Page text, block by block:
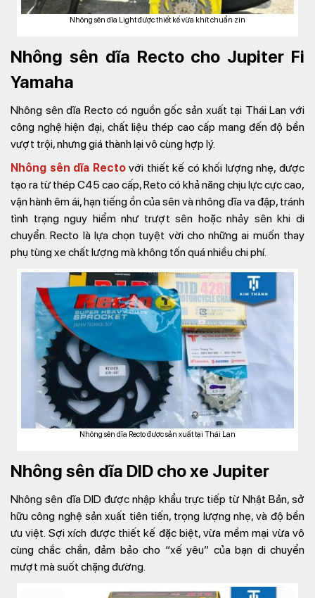
Nhông sên dĩa Light được thiết kế vừa khít chuẩn zin
Nhông sên dĩa Recto cho Jupiter Fi
Yamaha
Nhông sên dĩa Recto có nguồn gốc sản xuất tại Thái Lan với
công nghệ hiện đại, chất liệu thép cao cấp mang đến độ bền
vượt trội, nhưng giá thành lại vô cùng hợp lý.
Nhông sên dĩa Rectovới thiết kế có khối lượng nhẹ, được
tạo ra từ thép C45 cao cấp, Reto có khả năng chịu lực cực cao,
vận hành êm ái, hạn tiếng ồn của sên và nhông dĩa va đập, tránh
tình trạng nguy hiểm như trượt sên hoặc nhảy sên khi di
chuyển. Recto là lựa chọn tuyệt vời cho những ai muốn thay
phụ tùng xe chất lượng mà không tốn quá nhiều chi phí.
Nhông sên dĩa Recto được sản xuất tại Thái Lan
Nhông sên dĩa DID cho xe Jupiter
Nhông sên dĩa DID được nhập khẩu trực tiếp từ Nhật Bản, sở
hữu công nghệ sản xuất tiên tiến, trọng lượng nhẹ, và độ bền
ưu việt. Sợi xích được thiết kế đặc biệt, vừa mềm mại vừa vô
cùng chắc chắn, đảm bảo cho “xế yêu” của bạn di chuyển
mượt mà suốt chặng đường.